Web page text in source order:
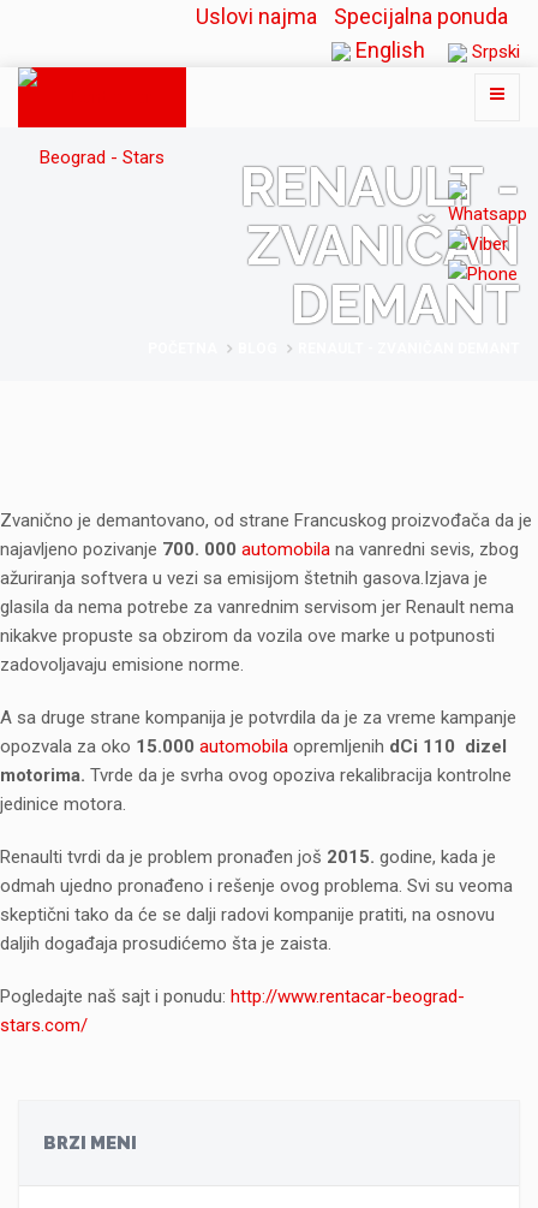
Uslovi najma
Specijalna ponuda
English
Srpski
RENAULT -
ZVANIČAN
DEMANT
Zvanično je demantovano, od strane Francuskog proizvođača da je
najavljeno pozivanje 700. 000 automobila na vanredni sevis, zbog
ažuriranja softvera u vezi sa emisijom štetnih gasova.Izjava je
glasila da nema potrebe za vanrednim servisom jer Renault nema
nikakve propuste sa obzirom da vozila ove marke u potpunosti
zadovoljavaju emisione norme.
A sa druge strane kompanija je potvrdila da je za vreme kampanje
opozvala za oko 15.000 automobila opremljenih dCi 110 dizel
motorima. Tvrde da je svrha ovog opoziva rekalibracija kontrolne
jedinice motora.
Renaulti tvrdi da je problem pronađen još 2015. godine, kada je
odmah ujedno pronađeno i rešenje ovog problema. Svi su veoma
skeptični tako da će se dalji radovi kompanije pratiti, na osnovu
daljih događaja prosudićemo šta je zaista.
Pogledajte naš sajt i ponudu: http://www.rentacar-beograd-
stars.com/
BRZI MENI